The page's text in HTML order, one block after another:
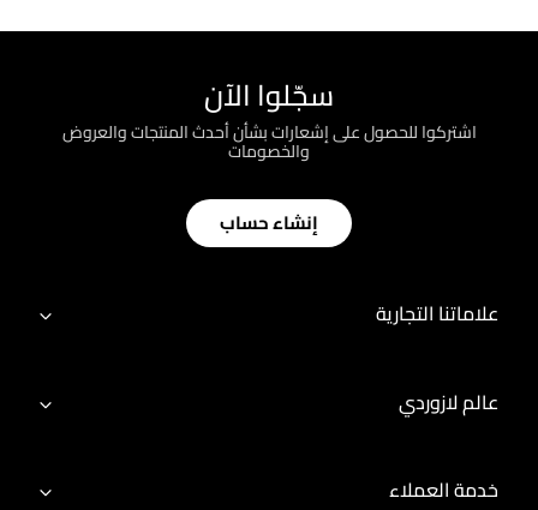
سجّلوا الآن
اشتركوا للحصول على إشعارات بشأن أحدث المنتجات والعروض
والخصومات
إنشاء حساب
علاماتنا التجارية
عالم لازوردي
خدمة العملاء